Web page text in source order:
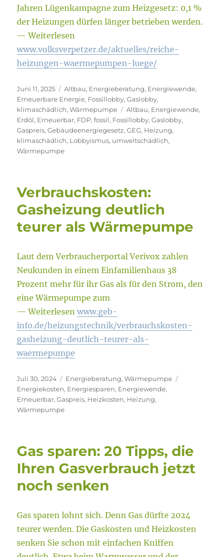
Jahren Lügenkampagne zum Heizgesetz: 0,1 %
der Heizungen dürfen länger betrieben werden.
— Weiterlesen
www.volksverpetzer.de/aktuelles/reiche-
heizungen-waermepumpen-luege/
Veröffentlicht
am
Juni 11, 2025 Kategorien
Altbau, Energieberatung, Energiewende,
Erneuerbare Energie, Fossillobby,Gaslobby,
klimaschädlich,Wärmepumpe Schlagwörter
Altbau, Energiewende,
Erdöl, Erneuerbar, FDP,fossil, Fossillobby,Gaslobby,
Gaspreis,Gebäudeenergiegesetz,GEG, Heizung,
klimaschädlich, Lobbyismus, umweltschädlich,
Wärmepumpe
Verbrauchskosten:
Gasheizung deutlich
teurer als Wärmepumpe
Laut dem Verbraucherportal Verivox zahlen
Neukunden in einem Einfamilienhaus 38
Prozent mehr für ihr Gas als für den Strom, den
eine Wärmepumpe zum
— Weiterlesenwww.geb-
info.de/heizungstechnik/verbrauchskosten-
gasheizung-deutlich-teurer-als-
waermepumpe
Veröffentlicht
am
Juli 30, 2024 Kategorien
Energieberatung,Wärmepumpe
Energiekosten, Energiesparen, Energiewende,
Erneuerbar,Gaspreis, Heizkosten, Heizung,
Wärmepumpe
Gas sparen: 20 Tipps, die
Ihren Gasverbrauch jetzt
noch senken
Gas sparen lohnt sich. Denn Gas dürfte 2024
teurer werden. Die Gaskosten und Heizkosten
senken Sie schon mit einfachen Kniffen